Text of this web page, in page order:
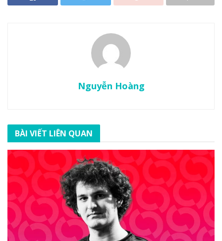
Nguyễn Hoàng
BÀI VIẾT LIÊN QUAN